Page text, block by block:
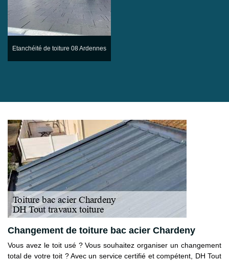
Etanchéité de toiture 08 Ardennes
Changement de toiture bac acier Chardeny
Vous avez le toit usé ? Vous souhaitez organiser un changement
total de votre toit ? Avec un service certifié et compétent, DH Tout